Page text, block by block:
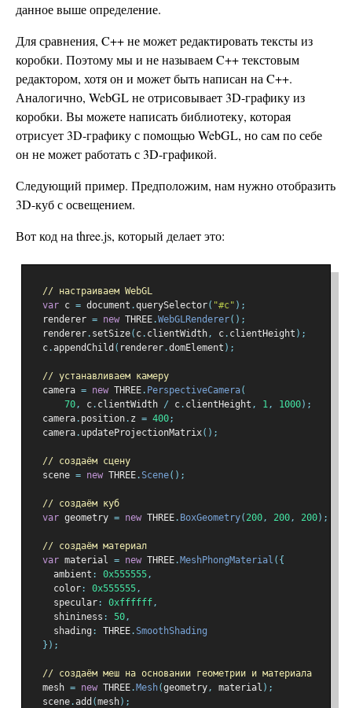
данное выше определение.
Для сравнения, C++ не может редактировать тексты из
коробки. Поэтому мы и не называем C++ текстовым
редактором, хотя он и может быть написан на C++.
Аналогично, WebGL не отрисовывает 3D-графику из
коробки. Вы можете написать библиотеку, которая
отрисует 3D-графику с помощью WebGL, но сам по себе
он не может работать с 3D-графикой.
Следующий пример. Предположим, нам нужно отобразить
3D-куб с освещением.
Вот код на three.js, который делает это:
// настраиваем WebGL
var c = document .querySelector( "#c" );
  renderer
= new THREE.WebGLRenderer();
  renderer
. setSize( c. clientWidth, c. clientHeight );
  c
.appendChild ( renderer.domElement );
// устанавливаем камеру
  camera
= new THREE. PerspectiveCamera(
70, c. clientWidth / c. clientHeight , 1, 1000);
  camera
. position. z = 400;
  camera
. updateProjectionMatrix();
// создаём сцену
  scene
= new THREE.Scene();
// создаём куб
var geometry = new THREE. BoxGeometry( 200, 200, 200);
// создаём материал
var material = new THREE. MeshPhongMaterial ({
    ambient
: 0x555555,
    color
: 0x555555,
    specular
: 0xffffff,
    shininess
: 50,
    shading
: THREE.SmoothShading
});
// создаём меш на основании геометрии и материала
  mesh
= new THREE. Mesh(geometry, material );
  scene
.add (mesh);